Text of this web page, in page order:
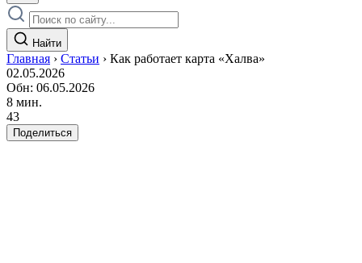
Найти
Главная › Статьи › Как работает карта «Халва»
02.05.2026
Обн: 06.05.2026
8 мин.
43
Поделиться